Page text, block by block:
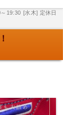
19:30 [水木] 定休日